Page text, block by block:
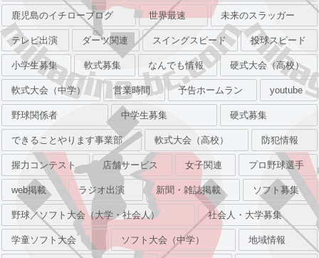
鹿児島のイチローブログ 世界最速 未来のスラッガー
テレビ出演 ダーツ関連 スイングスピード 投球スピード
小学生募集 軟式募集 なんでも情報 硬式大会（高校）
軟式大会（中学） 営業時間 予告ホームラン youtube
野球関係者 中学生募集 硬式募集
できることやります事業部 軟式大会（高校） 防犯情報
握力コンテスト 店舗サービス 女子関連 プロ野球選手
web掲載 ラジオ出演 新聞・雑誌掲載 ソフト募集
野球／ソフト大会（大学・社会人） 社会人・大学募集
学童ソフト大会 ソフト大会（中学） 地域情報